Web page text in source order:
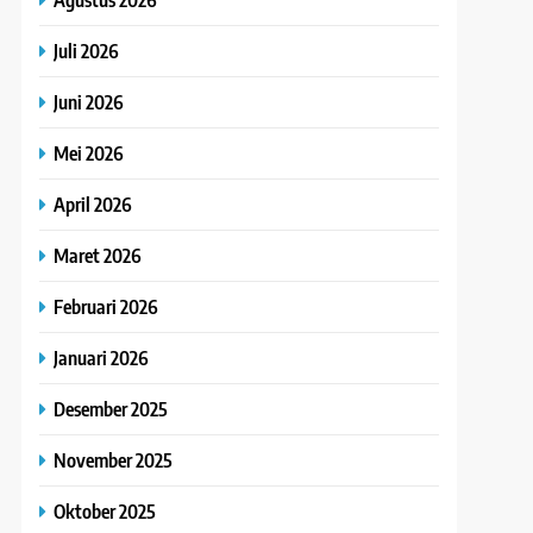
Juli 2026
Juni 2026
Mei 2026
April 2026
Maret 2026
Februari 2026
Januari 2026
Desember 2025
November 2025
Oktober 2025